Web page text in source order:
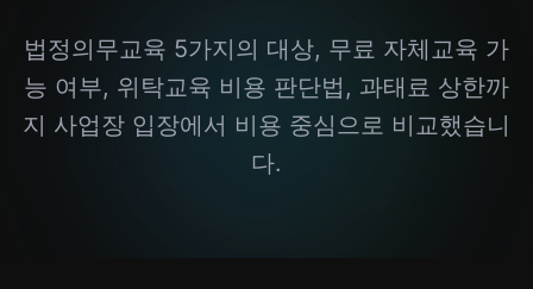
법정의무교육 5가지의 대상, 무료 자체교육 가
능 여부, 위탁교육 비용 판단법, 과태료 상한까
지 사업장 입장에서 비용 중심으로 비교했습니
다.